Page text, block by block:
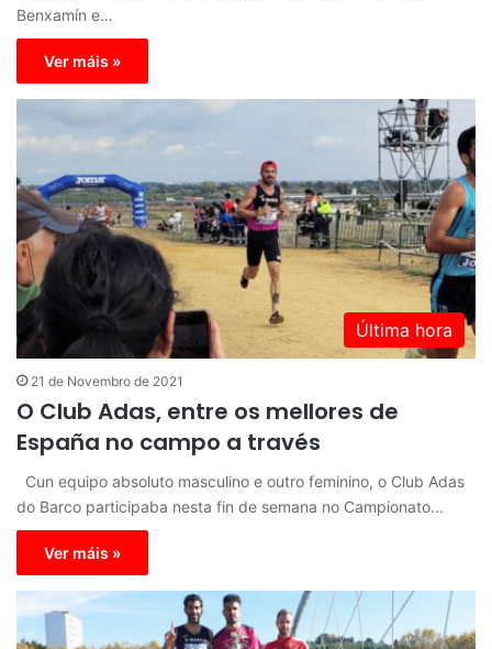
Benxamín e…
Ver máis »
Última hora
21 de Novembro de 2021
O Club Adas, entre os mellores de
España no campo a través
Cun equipo absoluto masculino e outro feminino, o Club Adas
do Barco participaba nesta fin de semana no Campionato…
Ver máis »